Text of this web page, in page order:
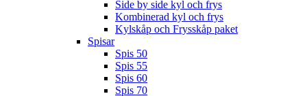
Side by side kyl och frys
Kombinerad kyl och frys
Kylskåp och Frysskåp paket
Spisar
Spis 50
Spis 55
Spis 60
Spis 70